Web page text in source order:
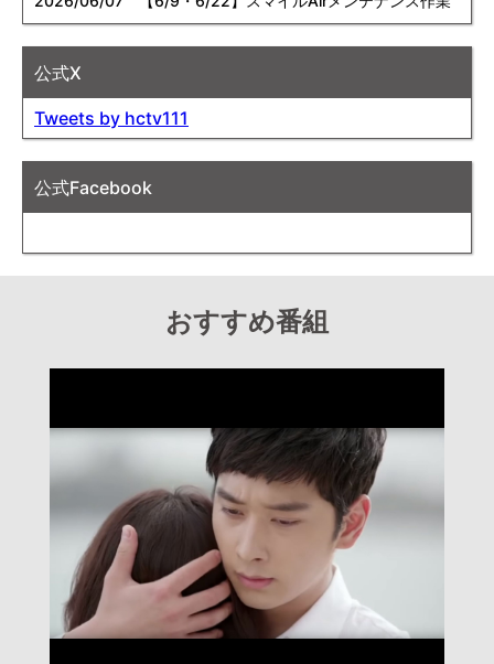
公式X
Tweets by hctv111
公式Facebook
おすすめ番組